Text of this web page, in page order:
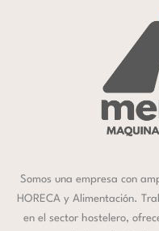
Somos una empresa con
HORECA y Alimentación.
en el sector hostelero,